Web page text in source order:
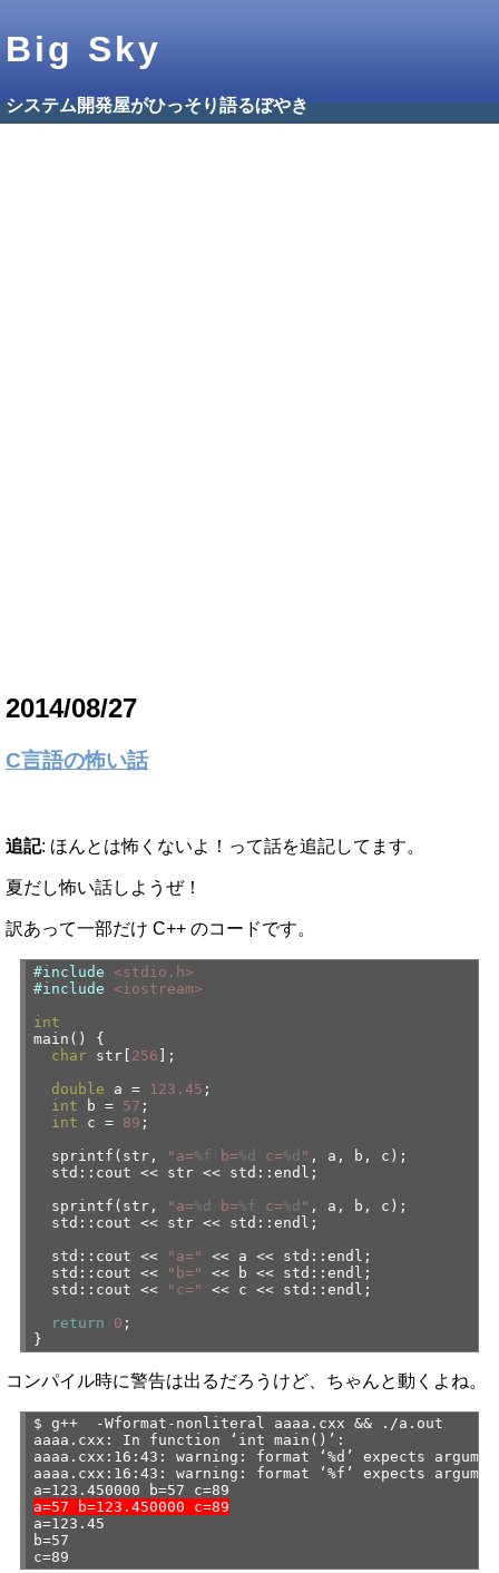
Big Sky
システム開発屋がひっそり語るぼやき
2014/08/27
C言語の怖い話
追記: ほんとは怖くないよ！って話を追記してます。
夏だし怖い話しようぜ！
訳あって一部だけ C++ のコードです。
#include <stdio.h>
#include <iostream>
int
main() {
charstr[ 256 ];
double a = 123.45 ;
int b = 57 ;
int c = 89 ;
sprintf(str,
"a=%f b=%d c=%d " , a, b, c);
std::cout << str << std::endl;
sprintf(str,
"a=%d b=%f c=%d " , a, b, c);
std::cout << str << std::endl;
std::cout <<
"a=" << a << std::endl;
std::cout <<
"b=" << b << std::endl;
std::cout <<
"c=" << c << std::endl;
return
0 ;
}
コンパイル時に警告は出るだろうけど、ちゃんと動くよね。
$ g++ -Wformat-nonliteral aaaa.cxx && ./a.out
aaaa.cxx: In function ‘int main()’:
aaaa.cxx:16:43: warning: format ‘%d’ expects
aaaa.cxx:16:43: warning: format ‘%f’ expects
a=123.450000 b=57 c=89
a=57 b=123.450000 c=89
a=123.45
b=57
c=89